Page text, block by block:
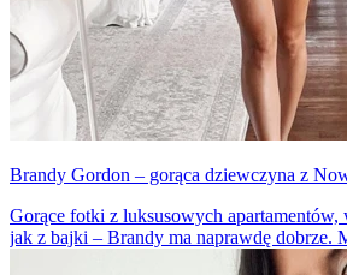
Brandy Gordon – gorąca dziewczyna z
Gorące fotki z luksusowych apartamentów,
jak z bajki – Brandy ma naprawdę dobrze.